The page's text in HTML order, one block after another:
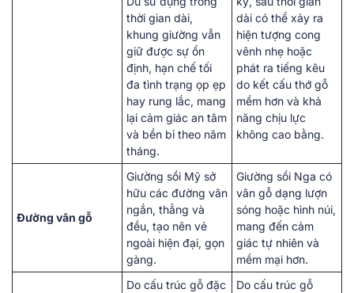
thời gian dài,
khung giường vẫn
giữ được sự ổn
định, hạn chế tối
đa tình trạng ọp ẹp
hay rung lắc, mang
lại cảm giác an tâm
và bền bỉ theo năm
tháng.
dài có thể xảy ra
hiện tượng cong
vênh nhẹ hoặc
phát ra tiếng kêu
do kết cấu thớ gỗ
mềm hơn và khả
năng chịu lực
không cao bằng.
Đường vân gỗ
Giường sồi Mỹ sở
hữu các đường vân
ngắn, thẳng và
đều, tạo nên vẻ
ngoài hiện đại, gọn
gàng.
Giường sồi Nga có
vân gỗ dạng lượn
sóng hoặc hình núi,
mang đến cảm
giác tự nhiên và
mềm mại hơn.
Do cấu trúc gỗ đặc
Do cấu trúc gỗ